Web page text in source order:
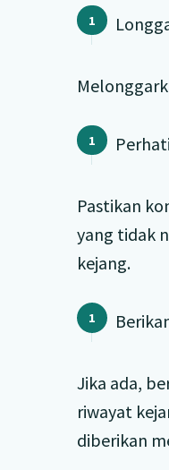
Pastikan
yang tidak
kejang.
Jika ada,
riwayat
diberikan